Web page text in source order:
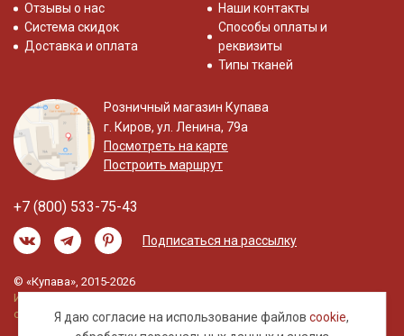
Я даю согласие на использование файловcookie,
Отзывы о нас
Система скидок
Доставка и оплата
Наши контакты
Способы оплаты и
реквизиты
Типы тканей
Розничный магазин Купава
г. Киров, ул. Ленина, 79а
Посмотреть на карте
Построить маршрут
+7 (800) 533-75-43
Подписаться на рассылку
© «Купава», 2015-2026
Информация на сайте не является публичной
офертой.